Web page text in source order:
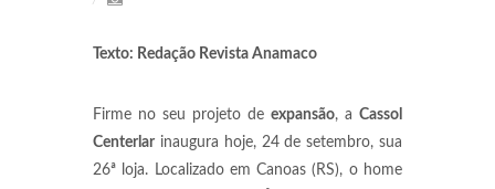
Texto: Redação Revista Anamaco
Firme no seu projeto de expansão, a Cassol
Centerlar inaugura hoje, 24 de setembro, sua
26ª loja. Localizado em Canoas (RS), o home